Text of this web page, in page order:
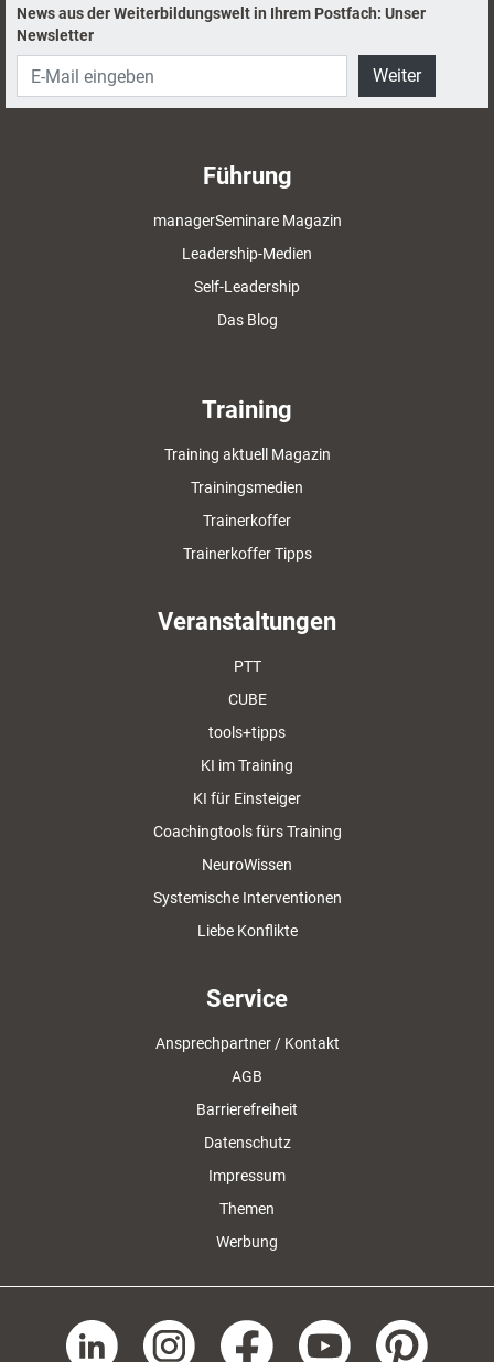
News aus der Weiterbildungswelt in Ihrem Postfach: Unser
Newsletter
Weiter
Führung
managerSeminare Magazin
Leadership-Medien
Self-Leadership
Das Blog
Training
Training aktuell Magazin
Trainingsmedien
Trainerkoffer
Trainerkoffer Tipps
Veranstaltungen
PTT
CUBE
tools+tipps
KI im Training
KI für Einsteiger
Coachingtools fürs Training
NeuroWissen
Systemische Interventionen
Liebe Konflikte
Service
Ansprechpartner / Kontakt
AGB
Barrierefreiheit
Datenschutz
Impressum
Themen
Werbung